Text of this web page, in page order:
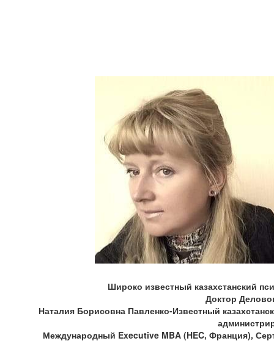
Широко известный казахстанский
Доктор
Наталия Борисовна Павленко-Известный
Международный Executive MBA (HEC, Франция),